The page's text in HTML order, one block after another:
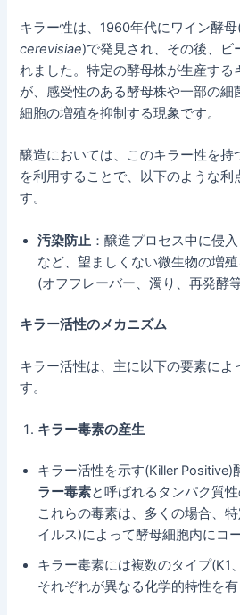
キラー性は、1960年代にワイン酵
cerevisiae)で発見され、その後、ビ
れました。特定の酵母株が生産する
が、感受性のある酵母株や一部の細
細胞の増殖を抑制する現象です。
醸造においては、このキラー性を持
を利用することで、以下のような利
す。
汚染防止 ：醸造プロセス中に侵
など、望ましくない微生物の増
(オフフレーバー、濁り、再発酵
キラー活性のメカニズム
キラー活性は、主に以下の要素によ
す。
キラー毒素の産生
キラー活性を示す(Killer Positive)
ラー毒素と呼ばれるタンパク質
これらの毒素は、多くの場合、
イルス)によって酵母細胞内にコ
キラー毒素には複数のタイプ(K1
それぞれが異なる化学的特性を有